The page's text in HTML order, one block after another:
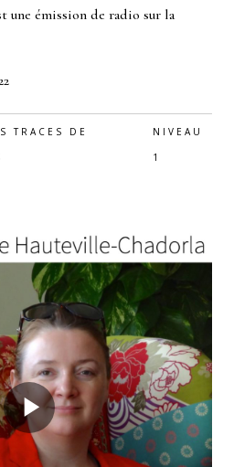
une émission de radio sur la
TRACES DE
NIVEAU
1